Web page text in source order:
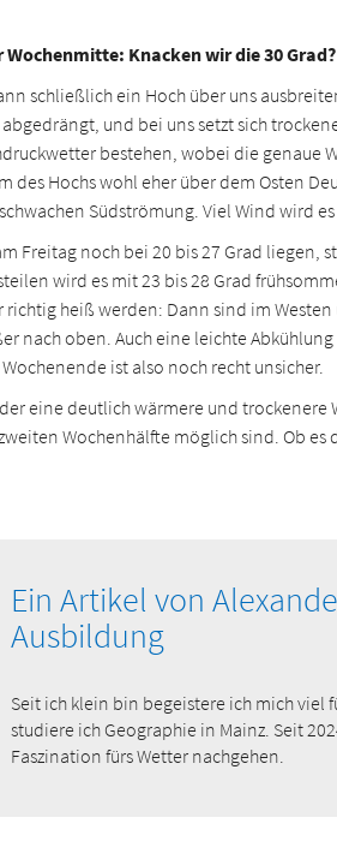
Knacken wir die 30 Grad?
schließlich ein Hoch über uns
und bei uns setzt sich
bestehen, wobei die genaue
des Hochs wohl eher über dem Osten
Südströmung. Viel Wind wird
Freitag noch bei 20 bis 27 Grad liegen,
wird es mit 23 bis 28 Grad
heiß werden: Dann sind im
nach oben. Auch eine leichte
ist also noch recht unsicher.
eine deutlich wärmere und
Wochenhälfte möglich sind. Ob
Ein Artikel von
Ausbildung
Seit ich klein bin begeistere ich mich viel
studiere ich Geographie in Mainz. Seit
Faszination fürs Wetter nachgehen.